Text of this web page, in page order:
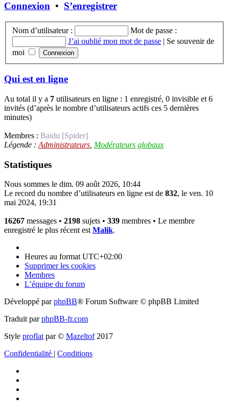
Connexion • S’enregistrer
Nom d’utilisateur :
Mot de passe :
J’ai oublié mon mot de passe | Se souvenir de
moi
Qui est en ligne
Au total il y a 7 utilisateurs en ligne : 1 enregistré, 0 invisible et 6
invités (d’après le nombre d’utilisateurs actifs ces 5 dernières
minutes)
Membres : Baidu [Spider]
Légende : Administrateurs Modérateurs globaux
Statistiques
Nous sommes le dim. 09 août 2026, 10:44
Le record du nombre d’utilisateurs en ligne est de 832, le ven. 10
mai 2024, 19:31
16267 messages • 2198 sujets • 339 membres • Le membre
enregistré le plus récent est Malik.
Heures au format UTC+02:00
Supprimer les cookies
Membres
L’équipe du forum
Développé parphpBB® Forum Software © phpBB Limited
Traduit parphpBB-fr.com
Style proflat par © Mazeltof2017
Confidentialité | Conditions